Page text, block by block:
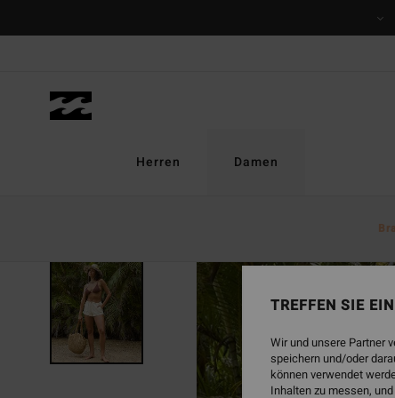
Herren Damen
TREFFEN SIE
Wir und unsere Partner
speichern und/oder
können verwendet
Inhalten zu messen,